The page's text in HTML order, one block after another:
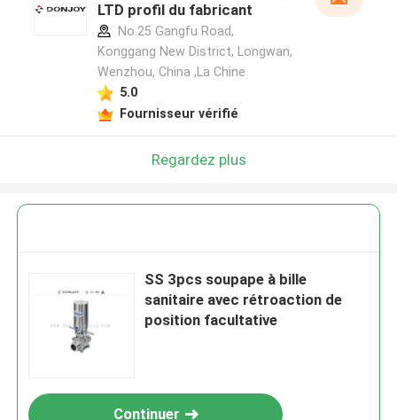
LTD profil du fabricant
No.25 Gangfu Road,
Konggang New District, Longwan,
Wenzhou, China ,La Chine
5.0
Fournisseur vérifié
Regardez plus
SS 3pcs soupape à bille
sanitaire avec rétroaction de
position facultative
Continuer